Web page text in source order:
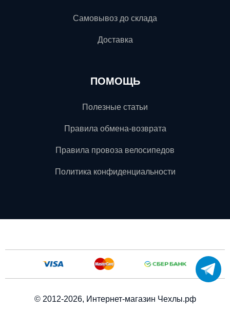
ПОМОЩЬ
Полезные статьи
Правила обмена-возврата
Правила провоза велосипедов
Политика конфиденциальности
Самовывоз до склада
Доставка
© 2012-2026, Интернет-магазин Чехлы.рф